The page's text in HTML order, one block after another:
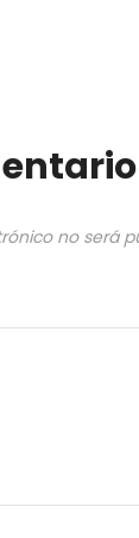
no será